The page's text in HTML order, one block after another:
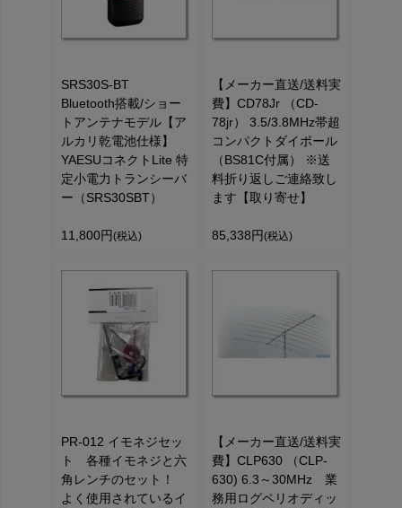
SRS30S-BT
Bluetooth搭載/ショー
トアンテナモデル【ア
ルカリ乾電池仕様】
YAESUコネクトLite 特
定小電力トランシーバ
ー（SRS30SBT）
11,800円 (税込)
【メーカー直送/送料実
費】CD78Jr （CD-
78jr） 3.5/3.8MHz帯超
コンパクトダイポール
（BS81C付属） ※送
料折り返しご連絡致し
ます【取り寄せ】
85,338円 (税込)
PR-012 イモネジセッ
ト 各種イモネジと六
角レンチのセット！
よく使用されているイ
【メーカー直送/送料実
費】CLP630 （CLP-
630) 6.3～30MHz 業
務用ログペリオディッ